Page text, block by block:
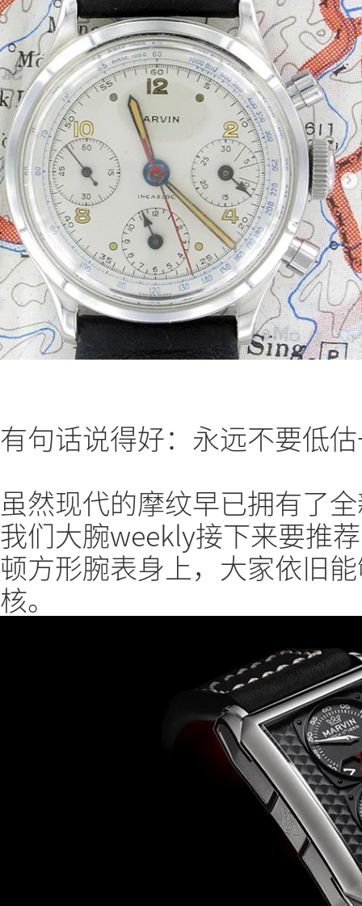
有句话说得好：永远不要低
虽然现代的摩纹早已拥有了
我们大腕weekly接下来要推
顿方形腕表身上，大家依旧
核。